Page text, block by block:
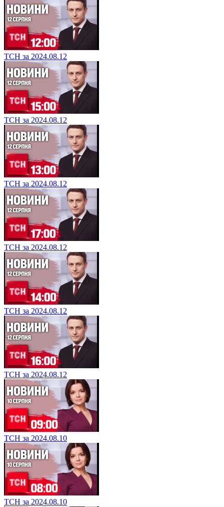
ТСН за 2024.08.12
ТСН за 2024.08.12
ТСН за 2024.08.12
ТСН за 2024.08.12
ТСН за 2024.08.12
ТСН за 2024.08.12
ТСН за 2024.08.10
ТСН за 2024.08.10